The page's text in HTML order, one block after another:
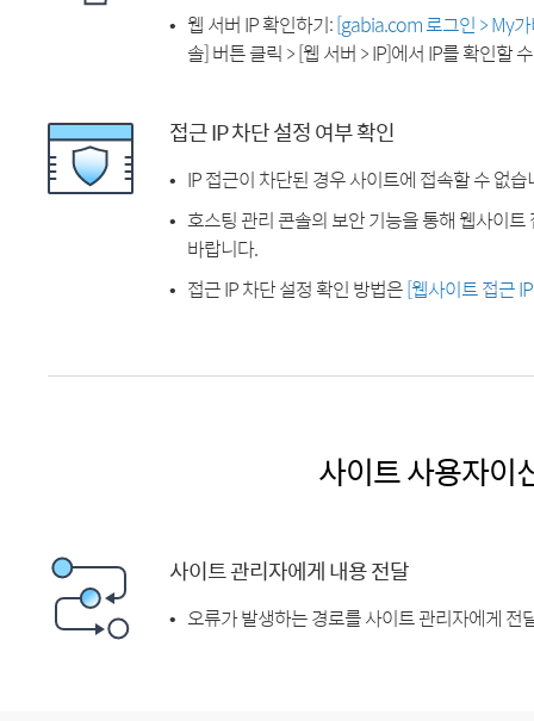
웹 서버 IP 확인하기:[gabia.com 로그인 > My
솔] 버튼 클릭 > [웹 서버 > IP]에서 IP를 확인할
접근 IP 차단 설정 여부 확인
IP 접근이 차단된 경우 사이트에 접속할 수 없습
호스팅 관리 콘솔의 보안 기능을 통해 웹사이
바랍니다.
접근 IP 차단 설정 확인 방법은[웹사이트 접근
사이트 사용자이
사이트 관리자에게 내용 전달
오류가 발생하는 경로를 사이트 관리자에게 전